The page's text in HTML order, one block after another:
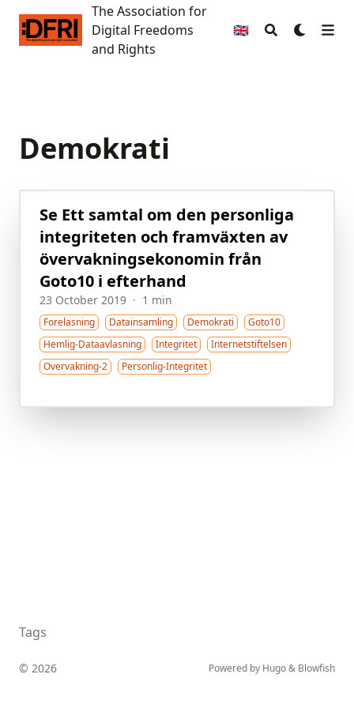
The Association for Digital Freedoms and Rights
The Association for
Digital Freedoms
and Rights
🇬🇧
Demokrati
Se Ett samtal om den personliga
integriteten och framväxten av
övervakningsekonomin från
Goto10 i efterhand
23 October 2019 · 1 min
Forelasning Datainsamling Demokrati
Goto10
Hemlig-Dataavlasning
Integritet
Internetstiftelsen
Overvakning-2
Personlig-Integritet
Tags
© 2026 Powered by Hugo& Blowfish